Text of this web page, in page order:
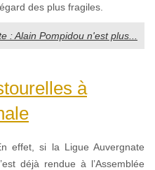
des plus fragiles.
: Alain Pompidou n'est plus...
à
effet, si la Ligue Auvergnate
déjà rendue à l’Assemblée